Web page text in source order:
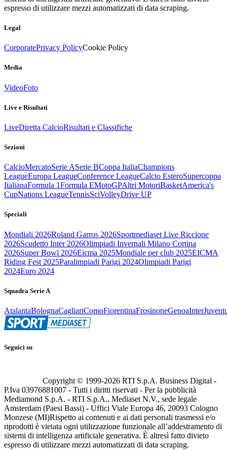
espresso di utilizzare mezzi automatizzati di data scraping.
Legal
CorporatePrivacy PolicyCookie Policy
Media
VideoFoto
Live e Risultati
LiveDiretta CalcioRisultati e Classifiche
Sezioni
CalcioMercatoSerie ASerie BCoppa ItaliaChampions
LeagueEuropa LeagueConference LeagueCalcio EsteroSupercoppa
ItalianaFormula 1Formula EMotoGPAltri MotoriBasketAmerica's
CupNations LeagueTennisSciVolleyDrive UP
Speciali
Mondiali 2026Roland Garros 2026Sportmediaset Live Riccione
2026Scudetto Inter 2026Olimpiadi Invernali Milano Cortina
2026Super Bowl 2026Eicma 2025Mondiale per club 2025EICMA
Riding Fest 2025Paralimpiadi Parigi 2024Olimpiadi Parigi
2024Euro 2024
Squadra Serie A
AtalantaBolognaCagliariComoFiorentinaFrosinoneGenoaInter
Seguici su
Copyright © 1999-2026 RTI S.p.A. Business Digital -
P.Iva 03976881007 - Tutti i diritti riservati - Per la pubblicità
Mediamond S.p.A. - RTI S.p.A., Mediaset N.V., sede legale
Amsterdam (Paesi Bassi) - Uffici Viale Europa 46, 20093 Cologno
Monzese (MI)Rispetto ai contenuti e ai dati personali trasmessi e/o
riprodotti è vietata ogni utilizzazione funzionale all’addestramento di
sistemi di intelligenza artificiale generativa. È altresì fatto divieto
espresso di utilizzare mezzi automatizzati di data scraping.